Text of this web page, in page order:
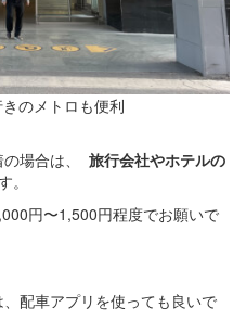
のメトロも便利
場合は、 旅行会社やホテルの
円〜1,500円程度でお願いで
配車アプリを使っても良いで